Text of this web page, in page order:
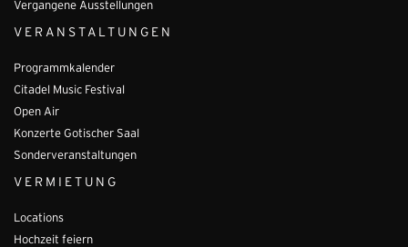
Vergangene Ausstellungen
VERANSTALTUNGEN
Programmkalender
Citadel Music Festival
Open Air
Konzerte Gotischer Saal
Sonderveranstaltungen
VERMIETUNG
Locations
Hochzeit feiern